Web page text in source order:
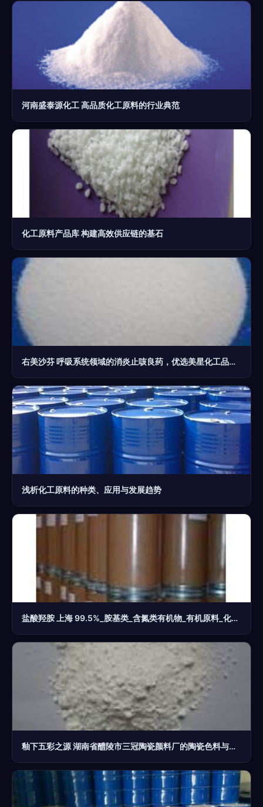
河南盛泰源化工 高品质化工原料的行业典范
化工原料产品库 构建高效供应链的基石
右美沙芬 呼吸系统领域的消炎止咳良药，优选美星化工品质原料
浅析化工原料的种类、应用与发展趋势
盐酸羟胺 上海 99.5%_胺基类_含氮类有机物_有机原料_化工产品_中华化工网
釉下五彩之源 湖南省醴陵市三冠陶瓷颜料厂的陶瓷色料与化工原料